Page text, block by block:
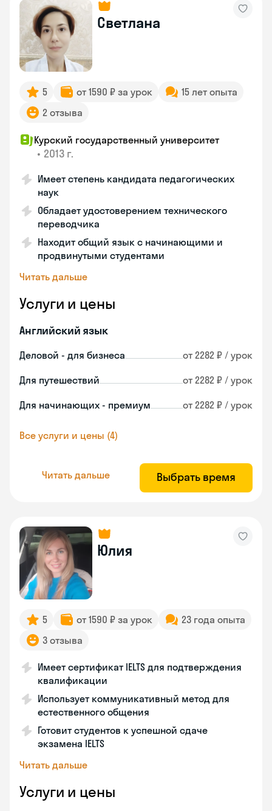
Светлана
5 от 1590 ₽ за урок
15 лет опыта
2 отзыва
Курский государственный университет
• 2013 г.
Имеет степень кандидата педагогических
наук
Обладает удостоверением технического
переводчика
Находит общий язык с начинающими и
продвинутыми студентами
Читать дальше
Услуги и цены
Английский язык
Деловой - для бизнеса от 2282 ₽ / урок
Для путешествий от 2282 ₽ / урок
Для начинающих - премиум от 2282 ₽ / урок
Все услуги и цены (4)
Читать дальше Выбрать время
Юлия
5 от 1590 ₽ за урок
23 года опыта
3 отзыва
Имеет сертификат IELTS для подтверждения
квалификации
Использует коммуникативный метод для
естественного общения
Готовит студентов к успешной сдаче
экзамена IELTS
Читать дальше
Услуги и цены